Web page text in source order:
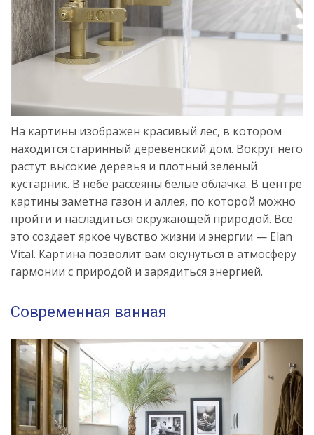
На картины изображен красивый лес, в котором
находится старинный деревенский дом. Вокруг него
растут высокие деревья и плотный зеленый
кустарник. В небе рассеяны белые облачка. В центре
картины заметна газон и аллея, по которой можно
пройти и насладиться окружающей природой. Все
это создает яркое чувство жизни и энергии — Elan
Vital. Картина позволит вам окунуться в атмосферу
гармонии с природой и зарядиться энергией.
Современная ванная